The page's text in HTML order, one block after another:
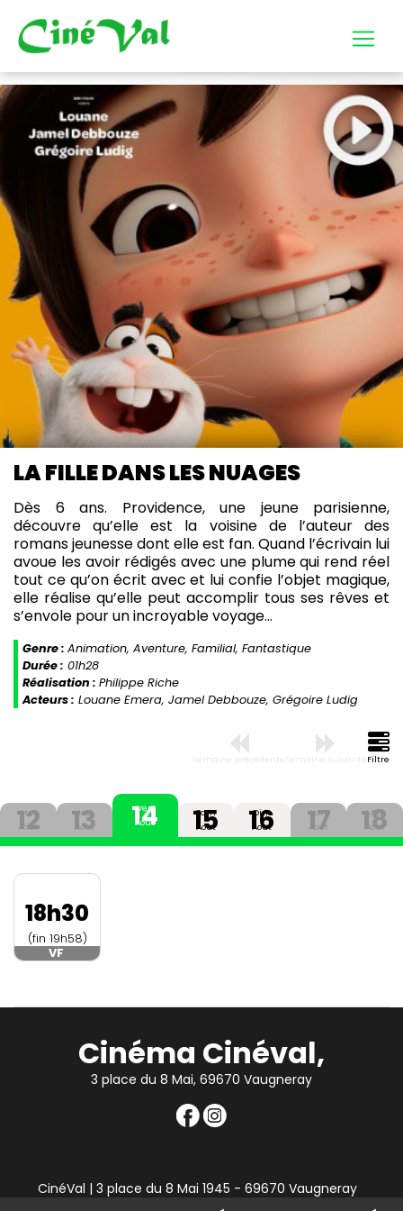
LA FILLE DANS LES NUAGES
Dès 6 ans. Providence, une jeune parisienne,
découvre qu’elle est la voisine de l’auteur des
romans jeunesse dont elle est fan. Quand l’écrivain lui
avoue les avoir rédigés avec une plume qui rend réel
tout ce qu’on écrit avec et lui confie l’objet magique,
elle réalise qu’elle peut accomplir tous ses rêves et
s’envole pour un incroyable voyage...
Genre : Animation, Aventure, Familial, Fantastique
Durée : 01h28
Réalisation : Philippe Riche
Acteurs : Louane Emera, Jamel Debbouze, Grégoire Ludig
Semaine précédente Semaine suivante Filtre
Mer
12
Aout
Jeu
13
Aout
Ven
14
Aout
Sam
15
Aout
Dim
16
Aout
Lun
17
Aout
Mar
18
Aout
18h30
(fin 19h58)
VF
Cinéma Cinéval,
3 place du 8 Mai, 69670 Vaugneray
CinéVal | 3 place du 8 Mai 1945 - 69670 Vaugneray